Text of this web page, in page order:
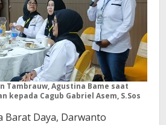
Tambrauw, Agustina Bame saat
kepada Cagub Gabriel Asem, S.Sos
Barat Daya, Darwanto